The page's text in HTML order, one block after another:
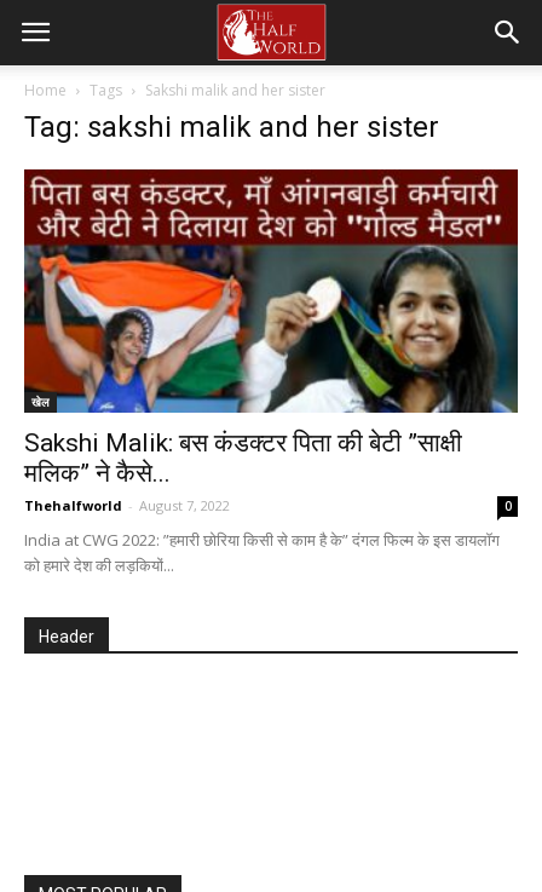
Home Tags Sakshi malik and her sister
Tag: sakshi malik and her sister
खेल
Sakshi Malik: बस कंडक्टर पिता की बेटी ”साक्षी
मलिक” ने कैसे...
Thehalfworld - August 7, 2022 0
India at CWG 2022: ”हमारी छोरिया किसी से काम है के” दंगल फिल्म के इस डायलॉग
को हमारे देश की लड़कियों...
Header